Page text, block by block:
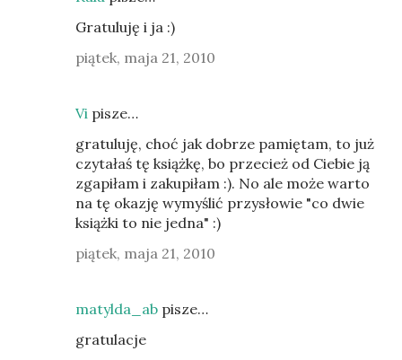
Gratuluję i ja :)
piątek, maja 21, 2010
Vi pisze…
gratuluję, choć jak dobrze pamiętam, to już
czytałaś tę książkę, bo przecież od Ciebie ją
zgapiłam i zakupiłam :). No ale może warto
na tę okazję wymyślić przysłowie "co dwie
książki to nie jedna" :)
piątek, maja 21, 2010
matylda_ab pisze…
gratulacje